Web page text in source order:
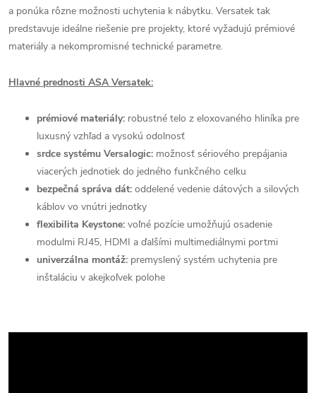
a ponúka rôzne možnosti uchytenia k nábytku. Versatek tak
predstavuje ideálne riešenie pre projekty, ktoré vyžadujú prémiové
materiály a nekompromisné technické parametre.
Hlavné prednosti ASA Versatek:
prémiové materiály: robustné telo z eloxovaného hliníka pre
luxusný vzhľad a vysokú odolnosť
srdce systému Versalogic: možnosť sériového prepájania
viacerých jednotiek do jedného funkčného celku
bezpečná správa dát: oddelené vedenie dátových a silových
káblov vo vnútri jednotky
flexibilita Keystone: voľné pozície umožňujú osadenie
modulmi RJ45, HDMI a ďalšími multimediálnymi portmi
univerzálna montáž: premyslený systém uchytenia pre
inštaláciu v akejkoľvek polohe